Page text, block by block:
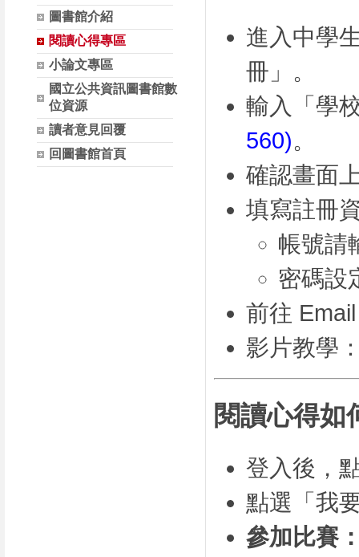
圖書館介紹
閱讀心得專區
小論文專區
國立公共資訊圖書館數
位資源
讀者意見回覆
回圖書館首頁
進入中學
冊」。
輸入「學
560)。
確認畫面
填寫註冊
帳號請
密碼設
前往
影片教學
閱讀心得如
登入後，
點選「我
參加比賽